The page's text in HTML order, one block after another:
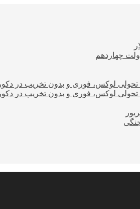
چهاردهم
تحولی لوکس، فوری و بدون تخریب در
تحولی لوکس، فوری و بدون تخریب در